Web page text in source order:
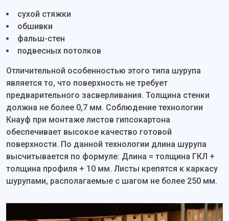
сухой стяжки
обшивки
фальш-стен
подвесных потолков
Отличительной особенностью этого типа шурупа
является то, что поверхность не требует
предварительного засверливания. Толщина стенки
должна не более 0,7 мм. Соблюдение технологии
Кнауф при монтаже листов гипсокартона
обеспечивает высокое качество готовой
поверхности. По данной технологии длина шурупа
высчитывается по формуле: Длина = толщина ГКЛ +
толщина профиля + 10 мм. Листы крепятся к каркасу
шурупами, располагаемые с шагом не более 250 мм.